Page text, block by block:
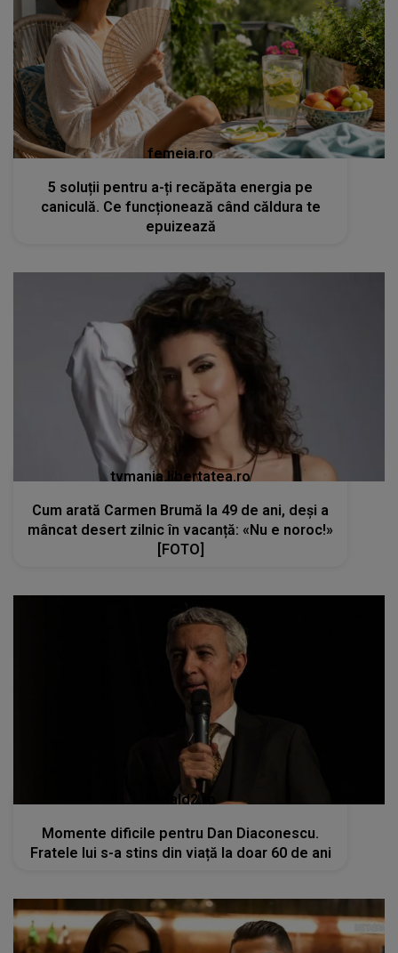
femeia.ro
5 soluții pentru a-ți recăpăta energia pe
caniculă. Ce funcționează când căldura te
epuizează
tvmania.libertatea.ro
Cum arată Carmen Brumă la 49 de ani, deși a
mâncat desert zilnic în vacanță: «Nu e noroc!»
[FOTO]
kanald2.ro
Momente dificile pentru Dan Diaconescu.
Fratele lui s-a stins din viață la doar 60 de ani